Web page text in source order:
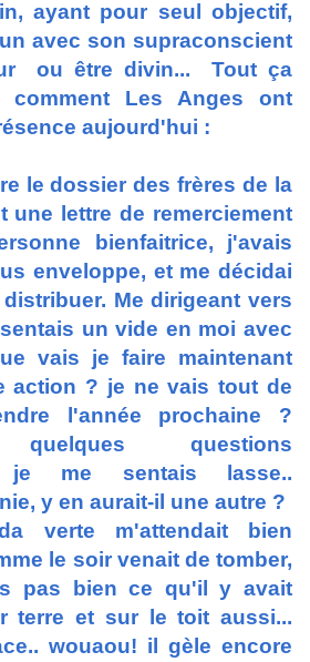
ayant pour seul objectif,
avec son supraconscient
ou être divin... Tout ça
Les Anges ont
aujourd'hui :
le dossier des frères de la
une lettre de remerciement
bienfaitrice, j'avais
enveloppe, et me décidai
Me dirigeant vers
un vide en moi avec
vais je faire maintenant
action ? je ne vais tout de
l'année prochaine ?
quelques questions
je me sentais lasse..
y en aurait-il une autre ?
verte m'attendait bien
le soir venait de tomber,
pas bien ce qu'il y avait
terre et sur le toit aussi...
wouaou! il gèle encore